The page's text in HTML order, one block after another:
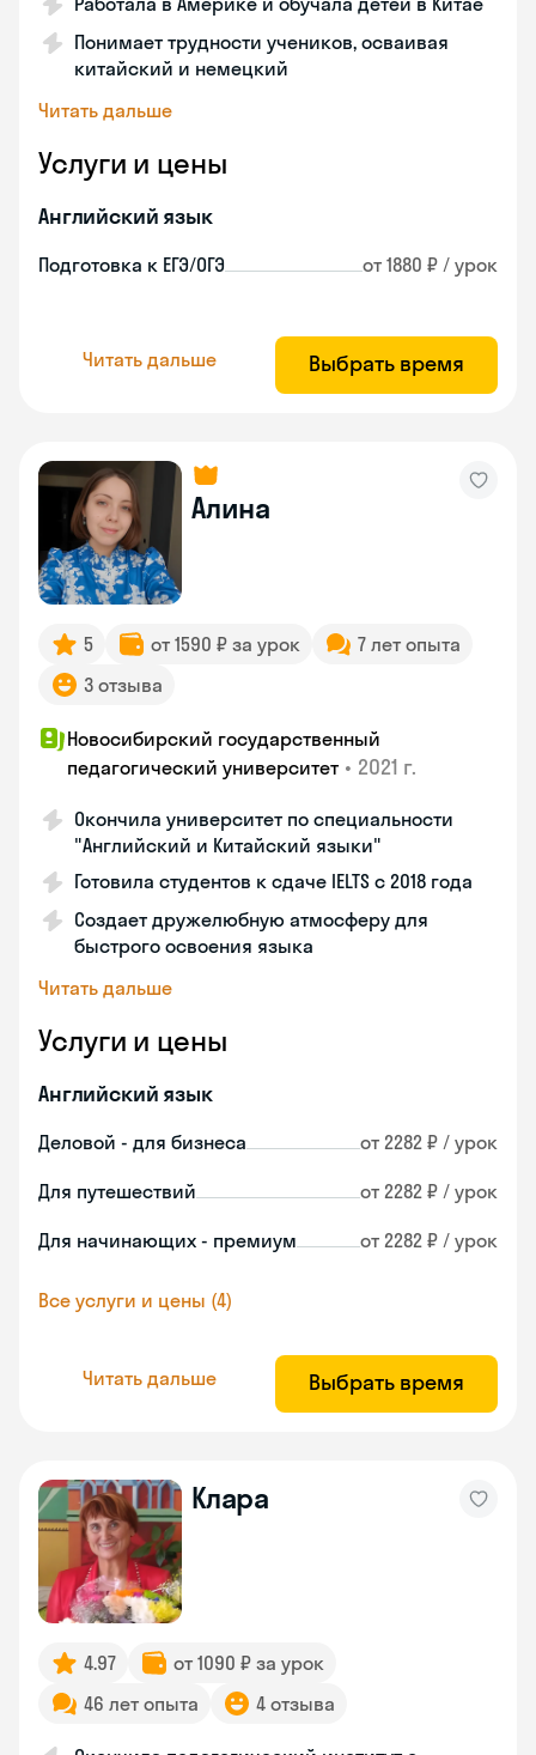
Понимает трудности учеников, осваивая
китайский и немецкий
Читать дальше
Услуги и цены
Английский язык
Подготовка к ЕГЭ/ОГЭ от 1880 ₽ / урок
Читать дальше Выбрать время
Алина
5 от 1590 ₽ за урок
7 лет опыта
3 отзыва
Новосибирский государственный
педагогический университет • 2021 г.
Окончила университет по специальности
"Английский и Китайский языки"
Готовила студентов к сдаче IELTS с 2018 года
Создает дружелюбную атмосферу для
быстрого освоения языка
Читать дальше
Услуги и цены
Английский язык
Деловой - для бизнеса от 2282 ₽ / урок
Для путешествий от 2282 ₽ / урок
Для начинающих - премиум от 2282 ₽ / урок
Все услуги и цены (4)
Читать дальше Выбрать время
Клара
4.97
от 1090 ₽ за урок
46 лет опыта
4 отзыва